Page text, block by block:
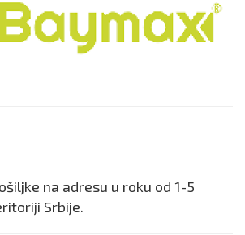
na adresu u roku od 1-5
Srbije.